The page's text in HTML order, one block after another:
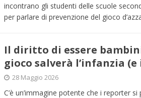
incontrano gli studenti delle scuole
per parlare di prevenzione del gioco
Il diritto di essere
gioco salverà l’infanzia
28 Maggio 2026
C’è un’immagine potente che i reporter